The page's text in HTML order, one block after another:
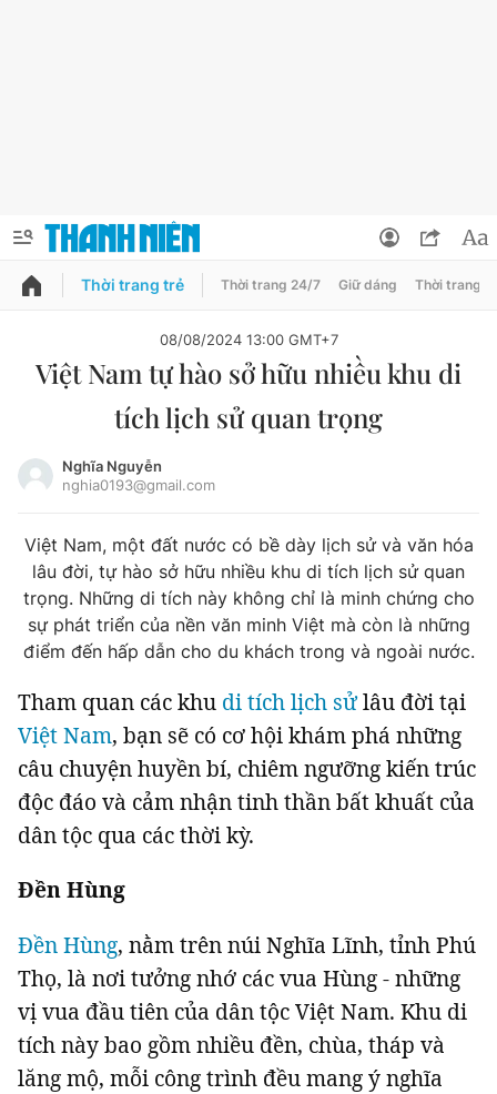
PODCAST QUẢNG CÁO
Chuyên mục khác
Chào ngày mới Tin 24h
Tin thị trường Tin 360
Magazine
Sản phẩm khác
Thông tin tòa soạn Liên hệ quảng cáo
Thông tin tài khoản
Đổi mật khẩu
Tin đã lưu
Đăng xuất
Thời trang trẻ Thời trang 24/7 Giữ dáng Thời trang
08/08/2024 13:00 GMT+7
Việt Nam tự hào sở hữu nhiều khu di
tích lịch sử quan trọng
Nghĩa Nguyễn
nghia0193@gmail.com
Việt Nam, một đất nước có bề dày lịch sử và văn hóa
lâu đời, tự hào sở hữu nhiều khu di tích lịch sử quan
trọng. Những di tích này không chỉ là minh chứng cho
sự phát triển của nền văn minh Việt mà còn là những
điểm đến hấp dẫn cho du khách trong và ngoài nước.
Tham quan các khu di tích lịch sửlâu đời tại
Việt Nam, bạn sẽ có cơ hội khám phá những
câu chuyện huyền bí, chiêm ngưỡng kiến trúc
độc đáo và cảm nhận tinh thần bất khuất của
dân tộc qua các thời kỳ.
Đền Hùng
Đền Hùng, nằm trên núi Nghĩa Lĩnh, tỉnh Phú
Thọ, là nơi tưởng nhớ các vua Hùng - những
vị vua đầu tiên của dân tộc Việt Nam. Khu di
tích này bao gồm nhiều đền, chùa, tháp và
lăng mộ, mỗi công trình đều mang ý nghĩa